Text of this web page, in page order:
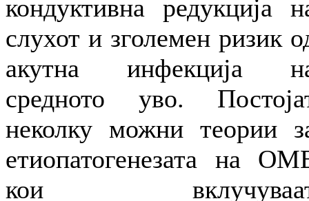
кондуктивна редукција
слухот и зголемен ризик
акутна инфекција
средното уво.
неколку можни теории
етиопатогенезата на
кои